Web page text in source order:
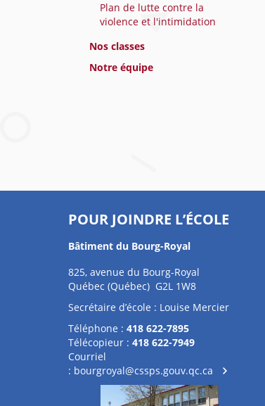
Plan de lutte contre la
violence et l'intimidation
Nos classes
Notre équipe
POUR JOINDRE L’ÉCOLE
Bâtiment du Bourg-Royal
825, avenue du Bourg-Royal
Québec (Québec) G2L 1W8
Secrétaire d’école : Louise Mercier
Téléphone : 418 622-7895
Télécopieur : 418 622-7949
Courriel
: bourgroyal@cssps.gouv.qc.ca